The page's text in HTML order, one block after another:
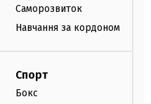
Саморозвиток
Навчання за кордоном
Спорт
Бокс